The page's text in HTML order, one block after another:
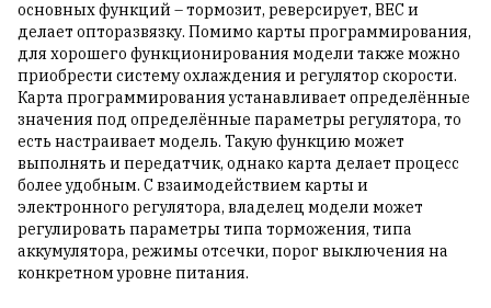
основных функций – тормозит, реверсирует, ВЕС и
делает опторазвязку. Помимо карты программирования,
для хорошего функционирования модели также можно
приобрести систему охлаждения и регулятор скорости.
Карта программирования устанавливает определённые
значения под определённые параметры регулятора, то
есть настраивает модель. Такую функцию может
выполнять и передатчик, однако карта делает процесс
более удобным. С взаимодействием карты и
электронного регулятора, владелец модели может
регулировать параметры типа торможения, типа
аккумулятора, режимы отсечки, порог выключения на
конкретном уровне питания.